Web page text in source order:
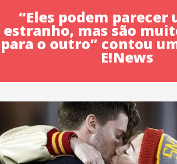
“Eles podem parecer
estranho, mas são
para o outro” contou
E!News